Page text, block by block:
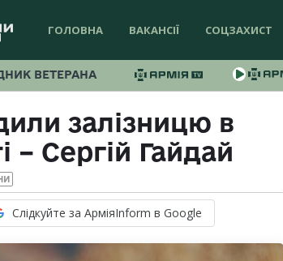
ГОЛОВНА ВАКАНСІЇ СОЦЗАХИСТ
ВЕТЕРАНА
залізницю в
– Сергій Гайдай
Слідкуйте за АрміяInform в Google